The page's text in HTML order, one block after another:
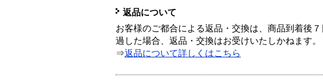
返品について
お客様のご都合による返品・交換は、商品到着後
過した場合、返品・交換はお受けいたしかねます。
⇒返品について詳しくはこちら